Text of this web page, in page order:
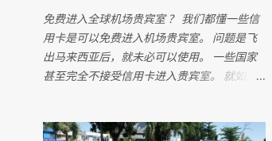
免费进入全球机场贵宾室 ？ 我们都懂一些信
用卡是可以免费进入机场贵宾室。 问题是飞
出马来西亚后，就未必可以使用。 一些国家
甚至完全不接受信用卡进入贵宾室。 就如上
机场贵宾室。 没有一家接受马来西亚信用